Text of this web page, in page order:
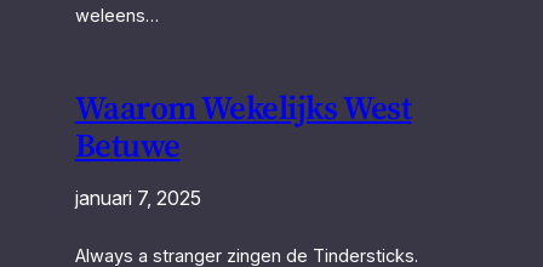
weleens…
Waarom Wekelijks West
Betuwe
januari 7, 2025
Always a stranger zingen de Tindersticks.